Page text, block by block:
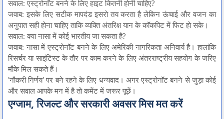
सवाल: एस्ट्रोनॉट बनने के लिए हाइट कितनी होनी चाहिए?
जवाब: इसके लिए सटीक मापदंड इसरो तय करता है लेकिन ऊंचाई और वजन का
अनुपात सही होना चाहिए ताकि व्यक्ति अंतरिक्ष यान के कॉकपिट में फिट हो सके।
सवाल: क्या नासा में कोई भारतीय जा सकता है?
जवाब: नासा में एस्ट्रोनॉट बनने के लिए अमेरिकी नागरिकता अनिवार्य है। हालांकि
रिसर्चर या साइंटिस्ट के तौर पर काम करने के लिए अंतरराष्ट्रीय सहयोग के जरिए
मौके मिल सकते हैं।
'नौकरी निर्णय' पर बने रहने के लिए धन्यवाद। अगर एस्ट्रोनॉट बनने से जुड़ा कोई
और सवाल आपके मन में है तो कमेंट में जरूर पूछें।
एग्जाम, रिजल्ट और सरकारी अवसर मिस मत करें